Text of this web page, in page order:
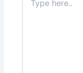
here..